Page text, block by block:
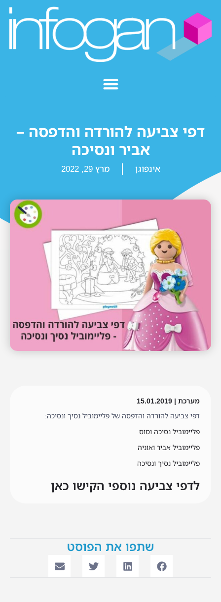
דפי צביעה להורדה והדפסה –
אביר ונסיכה
אינפוגן מרץ 29, 2022
מערכת | 15.01.2019
דפי צביעה להורדה והדפסה של פליימוביל נסיך ונסיכה:
פליימוביל נסיכה וסוס
פליימוביל אביר ואוניה
פליימוביל נסיך ונסיכה
לדפי צביעה נוספי הקישו כאן
שתפו את הפוסט